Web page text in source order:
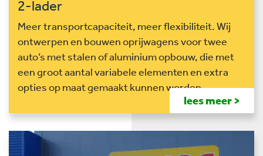
2-lader
Meer transportcapaciteit, meer flexibiliteit. Wij
ontwerpen en bouwen oprijwagens voor twee
auto’s met stalen of aluminium opbouw, die met
een groot aantal variabele elementen en extra
opties op maat gemaakt kunnen worden.
lees meer >